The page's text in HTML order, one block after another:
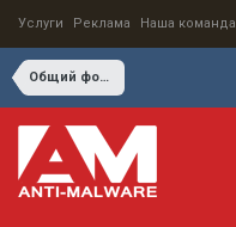
Услуги Реклама Наша команда
Общий форум по информационной безопасности